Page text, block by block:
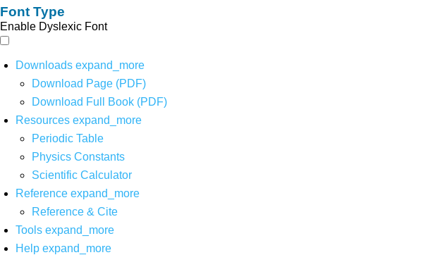
Font Type
Enable Dyslexic Font
Downloads expand_more
Download Page (PDF)
Download Full Book (PDF)
Resources expand_more
Periodic Table
Physics Constants
Scientific Calculator
Reference expand_more
Reference & Cite
Tools expand_more
Help expand_more